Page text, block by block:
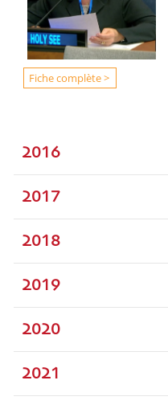
Fiche complète >
2016
2017
2018
2019
2020
2021